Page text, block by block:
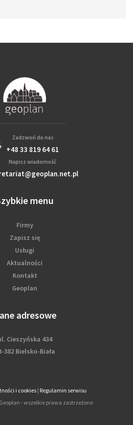
Zadzwoń do nas
+48 33 819 64 61
Napisz wiadomość
menu
Firmy
Zapisz się
Usługi
Aktualności
Kontakt
Geoplan
adresowe
Cieszyńska 434
382 Bielsko-Biała
i cookies| Regulamin serwisu
- wszelkie prawa zastrzeżone